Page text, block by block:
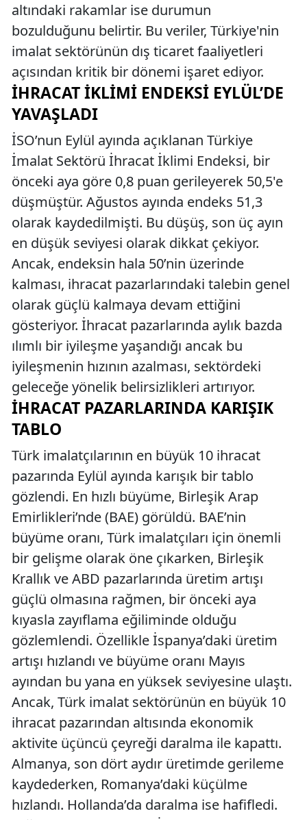
altındaki rakamlar ise durumun
bozulduğunu belirtir. Bu veriler, Türkiye'nin
imalat sektörünün dış ticaret faaliyetleri
açısından kritik bir dönemi işaret ediyor.
İHRACAT İKLIMI ENDEKSI EYLÜL’DE
YAVAŞLADI
İSO’nun Eylül ayında açıklanan Türkiye
İmalat Sektörü İhracat İklimi Endeksi, bir
önceki aya göre 0,8 puan gerileyerek 50,5'e
düşmüştür. Ağustos ayında endeks 51,3
olarak kaydedilmişti. Bu düşüş, son üç ayın
en düşük seviyesi olarak dikkat çekiyor.
Ancak, endeksin hala 50’nin üzerinde
kalması, ihracat pazarlarındaki talebin genel
olarak güçlü kalmaya devam ettiğini
gösteriyor. İhracat pazarlarında aylık bazda
ılımlı bir iyileşme yaşandığı ancak bu
iyileşmenin hızının azalması, sektördeki
geleceğe yönelik belirsizlikleri artırıyor.
İHRACAT PAZARLARINDA KARIŞIK
TABLO
Türk imalatçılarının en büyük 10 ihracat
pazarında Eylül ayında karışık bir tablo
gözlendi. En hızlı büyüme, Birleşik Arap
Emirlikleri’nde (BAE) görüldü. BAE’nin
büyüme oranı, Türk imalatçıları için önemli
bir gelişme olarak öne çıkarken, Birleşik
Krallık ve ABD pazarlarında üretim artışı
güçlü olmasına rağmen, bir önceki aya
kıyasla zayıflama eğiliminde olduğu
gözlemlendi. Özellikle İspanya’daki üretim
artışı hızlandı ve büyüme oranı Mayıs
ayından bu yana en yüksek seviyesine ulaştı.
Ancak, Türk imalat sektörünün en büyük 10
ihracat pazarından altısında ekonomik
aktivite üçüncü çeyreği daralma ile kapattı.
Almanya, son dört aydır üretimde gerileme
kaydederken, Romanya’daki küçülme
hızlandı. Hollanda’da daralma ise hafifledi.